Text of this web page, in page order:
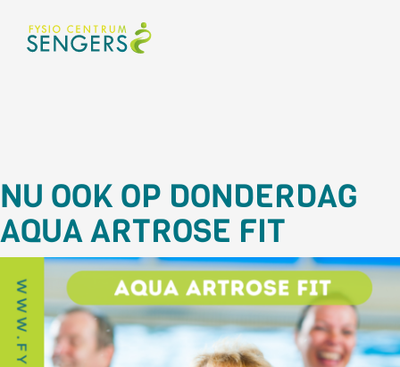
NU OOK OP DONDERDAG
AQUA ARTROSE FIT